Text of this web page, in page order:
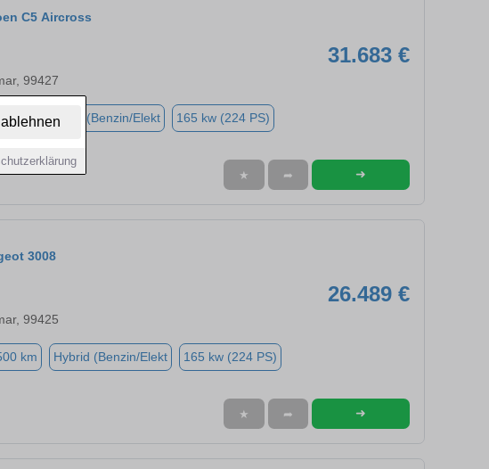
C5 Aircross
31.683 €
99427
km Hybrid (Benzin/Elekt 165 kw (224 PS)
★ ➦ ➜
3008
26.489 €
99425
km Hybrid (Benzin/Elekt 165 kw (224 PS)
★ ➦ ➜